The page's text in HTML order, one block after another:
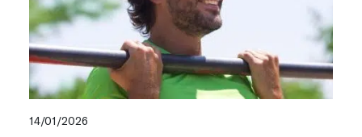
14/01/2026